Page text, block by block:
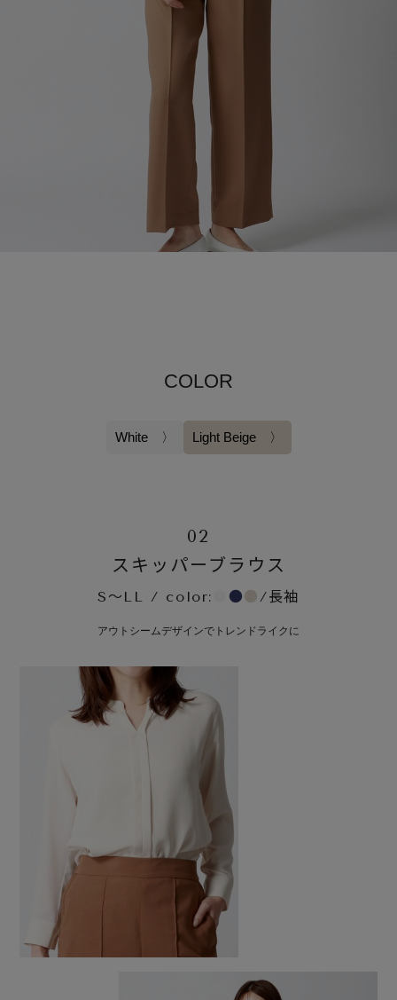
COLOR
White 〉 Light Beige 〉
02
スキッパーブラウス
S～LL / color: ●●/長袖
アウトシームデザインでトレンドライクに